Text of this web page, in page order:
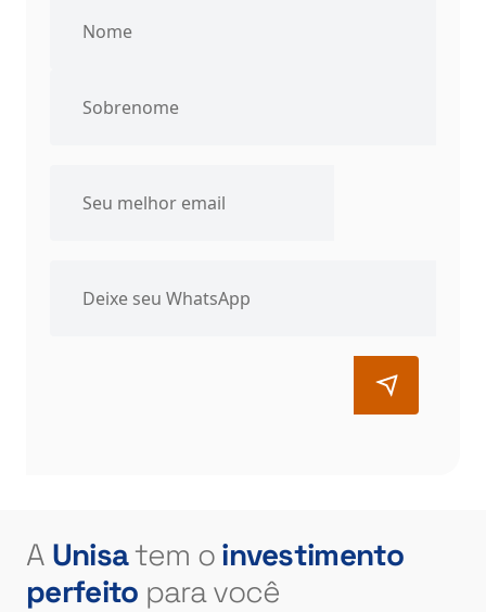
A Unisatem oinvestimento
perfeito para você